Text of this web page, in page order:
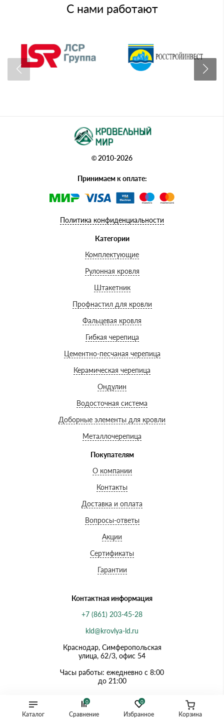
Каталог
0
Избранное
0
Сравнение Корзина
С нами работают
© 2010-2026
Принимаем к оплате:
Политика конфиденциальности
Категории
Комплектующие
Рулонная кровля
Штакетник
Профнастил для кровли
Фальцевая кровля
Гибкая черепица
Цементно-песчаная черепица
Керамическая черепица
Ондулин
Водосточная система
Доборные элементы для кровли
Металлочерепица
Покупателям
О компании
Контакты
Доставка и оплата
Вопросы-ответы
Акции
Сертификаты
Гарантии
Контактная информация
+7 (861) 203-45-28
kld@krovlya-ld.ru
Краснодар, Симферопольская
улица, 62/3, офис 54
Часы работы: ежедневно с 8:00
до 21:00